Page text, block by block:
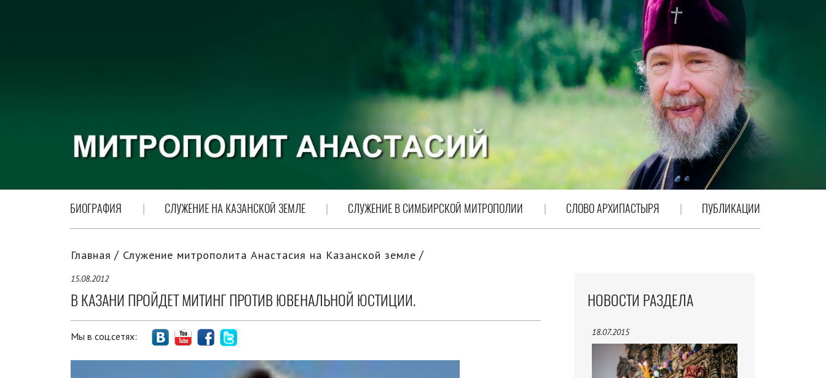
БИОГРАФИЯ СЛУЖЕНИЕ НА КАЗАНСКОЙ ЗЕМЛЕ СЛУЖЕНИЕ В СИМБИРСКОЙ МИТРОПОЛИИ СЛОВО АРХИПАСТЫРЯ ПУБЛИКАЦИИ
НОВОСТИ РАЗДЕЛА
18.07.2015
Главная Служение митрополита Анастасия на Казанской земле
15.08.2012
В КАЗАНИ ПРОЙДЕТ МИТИНГ ПРОТИВ ЮВЕНАЛЬНОЙ ЮСТИЦИИ.
Мы в соц.сетях: